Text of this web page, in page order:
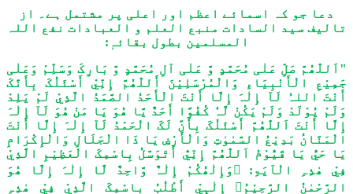
دعا جو کہ اسمائے اعظم اور اعلی پر مشتمل ہے۔ از
تالیف سید السادات منبع العلم و العبادات نفع اللہ
المسلمین بطول بقائہٖ:
"اَللّٰھُمَّ صَلِّ عَلٰی مُحَمَّدٍ وَّ عَلٰی آلِ مُحَمَّدٍ وَّ بَارِکَ وَسَلِّمْ وَعَلٰی
جَمِیْعِ الْأَنْبِیَاءِ وَالْمُرْسَلِیْنَ أَللّٰھُمَّ إِنِّيْ أَسْئَلُکَ بِأَنَّکَ
أَنْتَ اللہُ لَآ إِلٰہَ إِلَّا أَنْتَ الْأَحَدُ الصَّمَدُ الَّذِيْ لَمْ یَلِدْ
وَلَمْ یُوْلَدْ وَلَمْ یَکُنْ لَّہٗ کُفُوًا أَحَدٌ یَّا ھُوَ یَا مَنْ ھُوَ لَآ إِلٰہَ
إِلَّا أَنْتَ اَللّٰھُمَّ أَسْئَلُکَ بِأَنَّ لَکَ الْحَمْدُ لَآ إِلٰہَ إِلَّا أَنْتَ
الْمَنَّانُ بَدِیْعُ السَّمٰوٰتِ وَالْأَرْضِ یَا ذَا الْجَلَالِ وَالْإِکْرَامِ
یَا حَيُّ یَا قَیُّوْمُ اَللّٰھُمَّ إِنِّيّْ أَتَوَسَّلُ بِاسْمِکَ الْعَظِیْمِ الَّذِيْ
فِيْ ھٰذِہِ الْآیَۃِ: ﴿وَإِلٰھُکُمْ إِلٰہٌ وَّاحِدٌ لَّا إِلٰہَ إِلَّا ھُوَ
الرَّحْمٰنُ الرَّحِیْمُ﴾ إِلٰہِيْ أَطْلُبُ بِاسْمِکَ الَّذِيْ فِيْ ھٰذِہِ